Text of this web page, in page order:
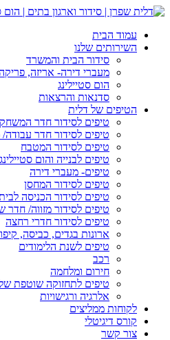
עמוד הבית
השירותים שלנו
סידור הבית והמשרד
מעברי דירה- אריזה, פריקה
הום סטיילינג
סדנאות והרצאות
הטיפים של דלית
טיפים לסידור חדר
טיפים לסידור חדר
טיפים לסידור המטבח
טיפים לבנייה והום סטיילינג
טיפים- מעברי דירה
טיפים לסידור המחסן
טיפים לסידור הכניסה לבית
טיפים לסידור מזווה/ חדר
טיפים לסידור חדרי רחצה
ארונות בגדים, כביסה,
טיפים לשנת הלימודים
רכב
חירום ומלחמה
טיפים לתחזוקה שוטפת
אלרגיה ורגישויות
לקוחות ממליצים
קורס דיגיטלי
צור קשר